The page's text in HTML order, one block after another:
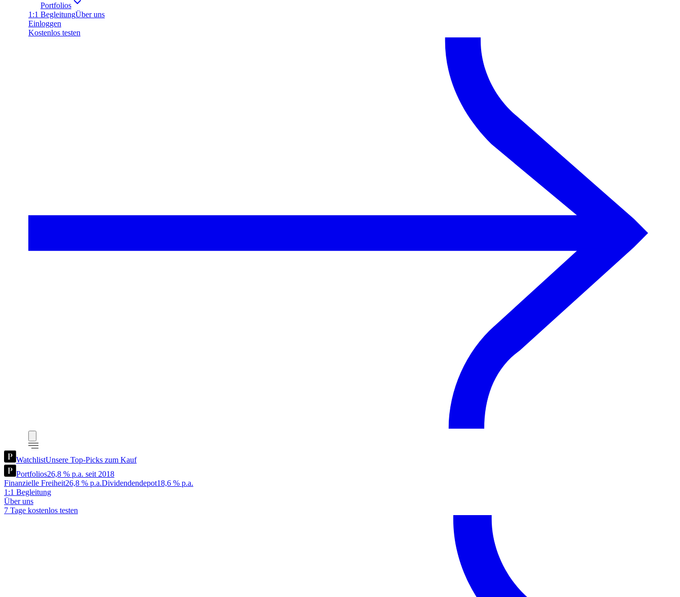
Portfolios
1:1 BegleitungÜber uns
Einloggen
Kostenlos testen
WatchlistUnsere Top-Picks zum Kauf
Portfolios26,8 % p.a. seit 2018
Finanzielle Freiheit26,8 % p.a.Dividendendepot18,6 % p.a.
1:1 Begleitung
Über uns
7 Tage kostenlos testen